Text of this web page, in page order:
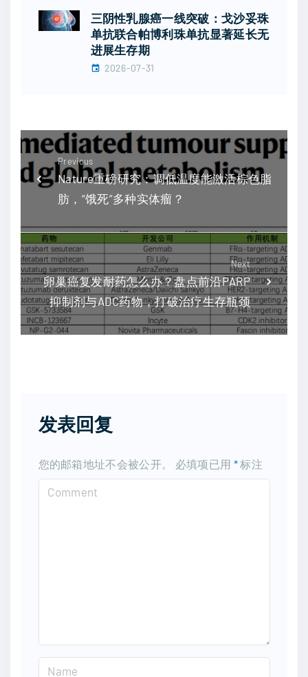
三阴性乳腺癌一线突破：戈沙妥珠
单抗联合帕博利珠单抗显著延长无
进展生存期
2026-07-31
Previous
Nature重磅研究：调低温度能激活棕色脂
肪，“饿死”多种实体瘤？
Next
卵巢癌复发耐药怎么办？盘点前沿PARP
抑制剂与ADC药物，打破治疗生存瓶颈
发表回复
您的邮箱地址不会被公开。 必填项已用 *标注